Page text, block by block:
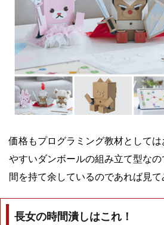
価格もプログラミング教材として
やすいダンボールの組み立て型な
間を持て余しているのであれば見て
長女の時間潰しはこれ！